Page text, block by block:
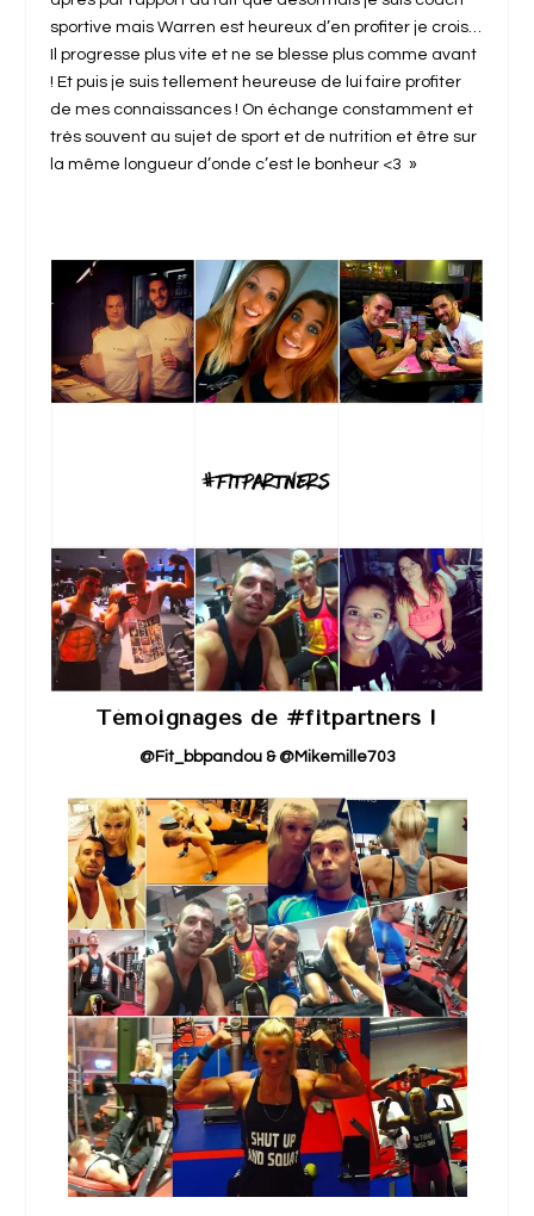
sportive mais Warren est heureux d’en profiter je crois…
Il progresse plus vite et ne se blesse plus comme avant
! Et puis je suis tellement heureuse de lui faire profiter
de mes connaissances ! On échange constamment et
très souvent au sujet de sport et de nutrition et être sur
la même longueur d’onde c’est le bonheur <3 »
Témoignages de #fitpartners !
@Fit_bbpandou & @Mikemille703